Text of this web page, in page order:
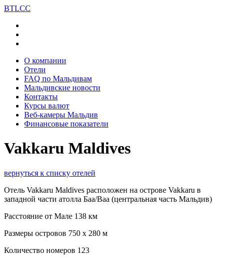
BTLCC
О компании
Отели
FAQ по Мальдивам
Мальдивские новости
Контакты
Курсы валют
Веб-камеры Мальдив
Финансовые показатели
Vakkaru Maldives
вернуться к списку отелей
Отель Vakkaru Maldives расположен на острове Vakkaru в
западной части атолла Баа/Baa (центральная часть Мальдив)
Расстояние от Мале 138 км
Размеры островов 750 х 280 м
Количество номеров 123